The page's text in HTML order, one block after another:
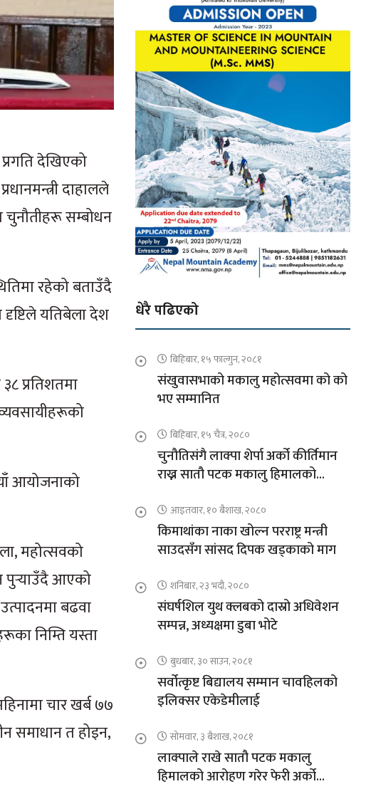
देखिएको
दाहालले
चुनौतीहरू सम्बोधन
रहेको बताउँदै
दृष्टिले यतिबेला देश
प्रतिशतमा
आयोजनाको
महोत्सवको
पुर्‍याउँदै आएको
बढवा
निम्ति यस्ता
चार खर्ब ७७
समाधान त होइन,
धेरै पढिएको
बिहिबार, १५ फाल्गुन, २०८१
संखुवासभाको मकालु महोत्सवमा को को
भए सम्मानित
बिहिबार, १५ चैत्र, २०८०
चुनौतिसंगै लाक्पा शेर्पा अर्को कीर्तिमान
राख्न सातौ पटक मकालु हिमालको
आइतवार, १० बैशाख, २०८०
किमाथांका नाका खोल्न परराष्ट्र मन्त्री
साउदसँग सांसद दिपक खड्काको माग
शनिबार, २३ भदौ, २०८०
संघर्षशिल युथ क्लबको दास्रो अधिवेशन
सम्पन्न, अध्यक्षमा डुबा भोटे
बुधबार, ३० साउन, २०८१
सर्वोत्कृष्ट बिद्यालय सम्मान चावहिलको
इलिक्सर एकेडेमीलाई
सोमवार, ३ बैशाख, २०८१
लाक्पाले राखे सातौ पटक मकालु
हिमालको आरोहण गरेर फेरी अर्को